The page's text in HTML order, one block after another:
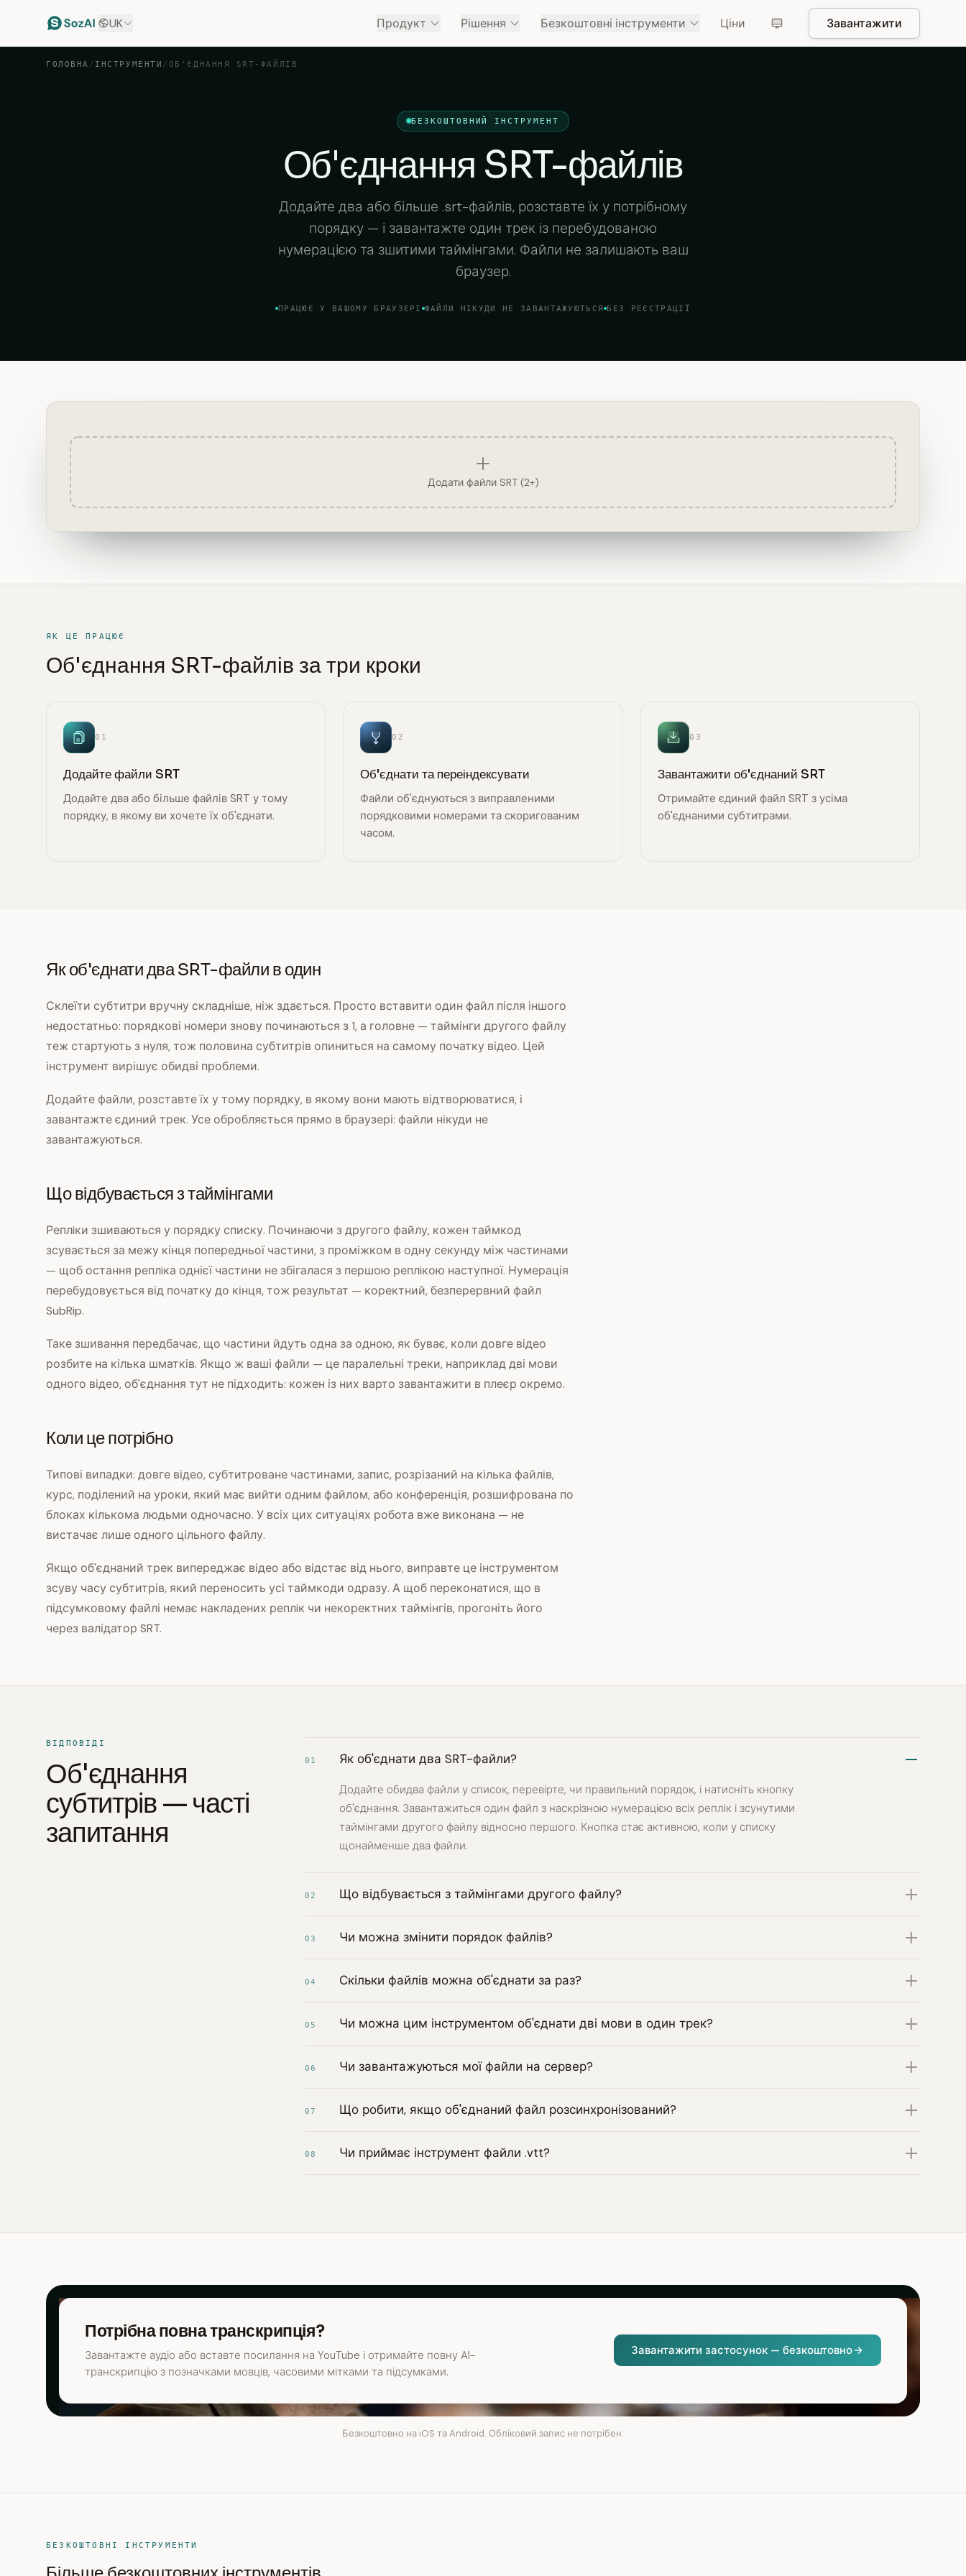
UK Продукт Рішення Безкоштовні інструменти Ціни Завантажити
ГОЛОВНА / ІНСТРУМЕНТИ / ОБ'ЄДНАННЯ SRT-ФАЙЛІВ
БЕЗКОШТОВНИЙ ІНСТРУМЕНТ
Об'єднання SRT-файлів
Додайте два або більше .srt-файлів, розставте їх у потрібному
порядку — і завантажте один трек із перебудованою
нумерацією та зшитими таймінгами. Файли не залишають ваш
браузер.
ПРАЦЮЄ У ВАШОМУ БРАУЗЕРІ ФАЙЛИ НІКУДИ НЕ ЗАВАНТАЖУЮТЬСЯ БЕЗ РЕЄСТРАЦІЇ
Додати файли SRT (2+)
ЯК ЦЕ ПРАЦЮЄ
Об'єднання SRT-файлів за три кроки
01
Додайте файли SRT
Додайте два або більше файлів SRT у тому
порядку, в якому ви хочете їх об'єднати.
02
Об'єднати та переіндексувати
Файли об'єднуються з виправленими
порядковими номерами та скоригованим
часом.
03
Завантажити об'єднаний SRT
Отримайте єдиний файл SRT з усіма
об'єднаними субтитрами.
Як об'єднати два SRT-файли в один
Склеїти субтитри вручну складніше, ніж здається. Просто вставити один файл після іншого
недостатньо: порядкові номери знову починаються з 1, а головне — таймінги другого файлу
теж стартують з нуля, тож половина субтитрів опиниться на самому початку відео. Цей
інструмент вирішує обидві проблеми.
Додайте файли, розставте їх у тому порядку, в якому вони мають відтворюватися, і
завантажте єдиний трек. Усе обробляється прямо в браузері: файли нікуди не
завантажуються.
Що відбувається з таймінгами
Реплiки зшиваються у порядку списку. Починаючи з другого файлу, кожен таймкод
зсувається за межу кінця попередньої частини, з проміжком в одну секунду між частинами
— щоб остання реплiка однієї частини не збігалася з першою реплiкою наступної. Нумерація
перебудовується від початку до кінця, тож результат — коректний, безперервний файл
SubRip.
Таке зшивання передбачає, що частини йдуть одна за одною, як буває, коли довге відео
розбите на кілька шматків. Якщо ж ваші файли — це паралельні треки, наприклад дві мови
одного відео, об'єднання тут не підходить: кожен із них варто завантажити в плеєр окремо.
Коли це потрібно
Типові випадки: довге відео, субтитроване частинами, запис, розрізаний на кілька файлів,
курс, поділений на уроки, який має вийти одним файлом, або конференція, розшифрована по
блоках кількома людьми одночасно. У всіх цих ситуаціях робота вже виконана — не
вистачає лише одного цільного файлу.
Якщо об'єднаний трек випереджає відео або відстає від нього, виправте це інструментом
зсуву часу субтитрів, який переносить усі таймкоди одразу. А щоб переконатися, що в
підсумковому файлі немає накладених реплiк чи некоректних таймінгів, прогоніть його
через валідатор SRT.
ВІДПОВІДІ
Об'єднання
субтитрів — часті
запитання
01 Як об'єднати два SRT-файли?
Додайте обидва файли у список, перевірте, чи правильний порядок, і натисніть кнопку
об'єднання. Завантажиться один файл з наскрізною нумерацією всіх реплiк і зсунутими
таймінгами другого файлу відносно першого. Кнопка стає активною, коли у списку
щонайменше два файли.
02 Що відбувається з таймінгами другого файлу?
03 Чи можна змінити порядок файлів?
04 Скільки файлів можна об'єднати за раз?
05 Чи можна цим інструментом об'єднати дві мови в один трек?
06 Чи завантажуються мої файли на сервер?
07 Що робити, якщо об'єднаний файл розсинхронізований?
08 Чи приймає інструмент файли .vtt?
Потрібна повна транскрипція?
Завантажте аудіо або вставте посилання на YouTube і отримайте повну AI-
транскрипцію з позначками мовців, часовими мітками та підсумками.
Завантажити застосунок — безкоштовно
Безкоштовно на iOS та Android. Обліковий запис не потрібен.
БЕЗКОШТОВНІ ІНСТРУМЕНТИ